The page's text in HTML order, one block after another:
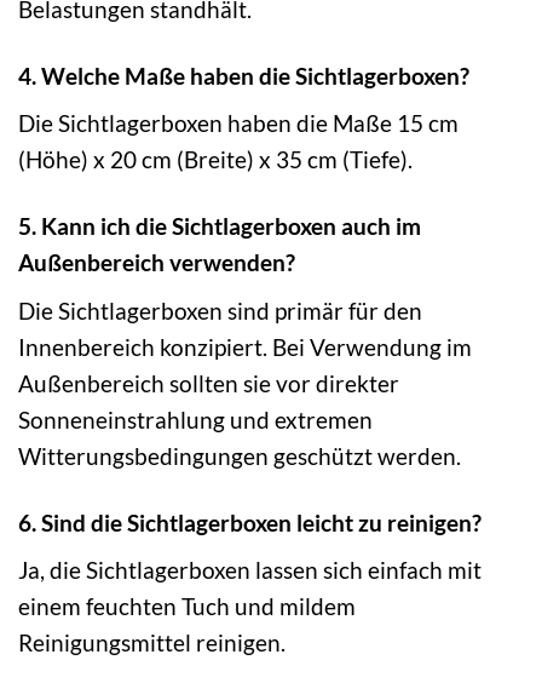
Belastungen standhält.
4. Welche Maße haben die Sichtlagerboxen?
Die Sichtlagerboxen haben die Maße 15 cm
(Höhe) x 20 cm (Breite) x 35 cm (Tiefe).
5. Kann ich die Sichtlagerboxen auch im
Außenbereich verwenden?
Die Sichtlagerboxen sind primär für den
Innenbereich konzipiert. Bei Verwendung im
Außenbereich sollten sie vor direkter
Sonneneinstrahlung und extremen
Witterungsbedingungen geschützt werden.
6. Sind die Sichtlagerboxen leicht zu reinigen?
Ja, die Sichtlagerboxen lassen sich einfach mit
einem feuchten Tuch und mildem
Reinigungsmittel reinigen.